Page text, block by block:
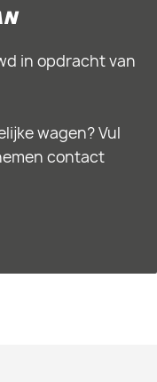
in opdracht van
wagen? Vul
contact